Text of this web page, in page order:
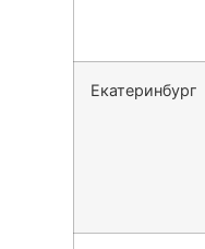
Екатеринбург